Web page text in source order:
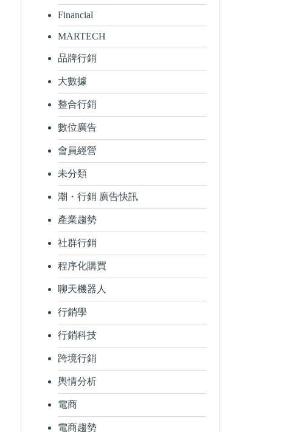
Financial
MARTECH
品牌行銷
大數據
整合行銷
數位廣告
會員經營
未分類
潮・行銷 廣告快訊
產業趨勢
社群行銷
程序化購買
聊天機器人
行銷學
行銷科技
跨境行銷
輿情分析
電商
電商趨勢